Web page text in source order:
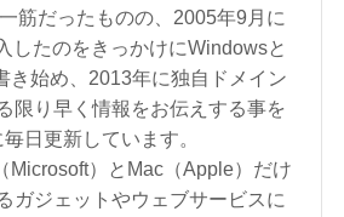
筋だったものの、2005年9月に
したのをきっかけにWindowsと
き始め、2013年に独自ドメイン
限り早く情報をお伝えする事を
日更新しています。
Microsoft）とMac（Apple）だけ
ガジェットやウェブサービスに